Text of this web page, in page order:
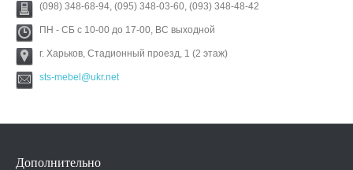
(098) 348-68-94, (095) 348-03-60, (093) 348-48-42
ПН - СБ с 10-00 до 17-00, ВС выходной
г. Харьков, Стадионный проезд, 1 (2 этаж)
sts-mebel@ukr.net
Дополнительно